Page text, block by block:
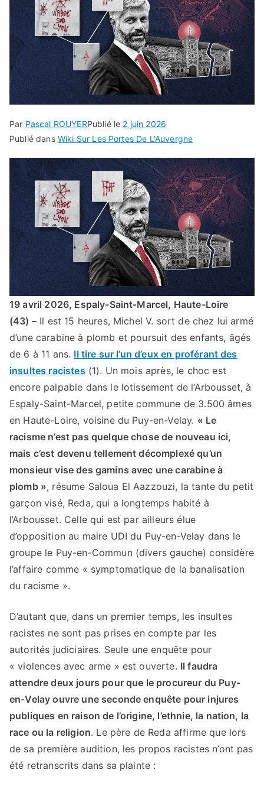
Par Pascal ROUYERPublié le 2 juin 2026
Publié dans Wiki Sur Les Portes De L'Auvergne
19 avril 2026, Espaly-Saint-Marcel, Haute-Loire
(43) –Il est 15 heures, Michel V. sort de chez lui armé
d’une carabine à plomb et poursuit des enfants, âgés
de 6 à 11 ans. Il tire sur l’un d’eux en proférant des
insultes racistes (1). Un mois après, le choc est
encore palpable dans le lotissement de l’Arbousset, à
Espaly-Saint-Marcel, petite commune de 3.500 âmes
en Haute-Loire, voisine du Puy-en-Velay. « Le
racisme n’est pas quelque chose de nouveau ici,
mais c’est devenu tellement décomplexé qu’un
monsieur vise des gamins avec une carabine à
plomb », résume Saloua El Aazzouzi, la tante du petit
garçon visé, Reda, qui a longtemps habité à
l’Arbousset. Celle qui est par ailleurs élue
d’opposition au maire UDI du Puy-en-Velay dans le
groupe le Puy-en-Commun (divers gauche) considère
l’affaire comme « symptomatique de la banalisation
du racisme ».
D’autant que, dans un premier temps, les insultes
racistes ne sont pas prises en compte par les
autorités judiciaires. Seule une enquête pour
« violences avec arme » est ouverte. Il faudra
attendre deux jours pour que le procureur du Puy-
en-Velay ouvre une seconde enquête pour injures
publiques en raison de l’origine, l’ethnie, la nation, la
race ou la religion. Le père de Reda affirme que lors
de sa première audition, les propos racistes n’ont pas
été retranscrits dans sa plainte :